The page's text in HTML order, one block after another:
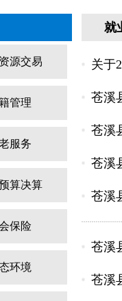
源交易
管理
服务
算决算
保险
环境
就
关于
苍溪
苍溪
苍溪
苍溪
苍溪
苍溪